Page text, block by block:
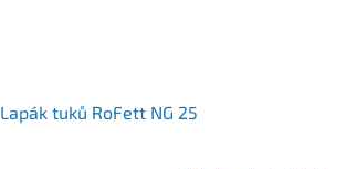
Lapák tuků RoFett NG 25